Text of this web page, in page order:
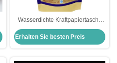
Wasserdichte Kraftpapiertasche
aus Kunststoff mit Reißverschluss
und Fenster für Trockenfutter
Erhalten Sie besten Preis